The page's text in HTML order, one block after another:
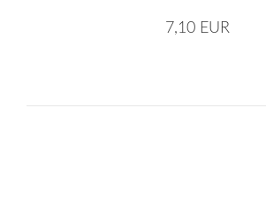
7,10 EUR